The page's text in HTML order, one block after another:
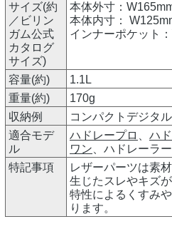
サイズ(約
／ビリン
ガム公式
カタログ
サイズ)
本体外寸：
本体内寸：
インナーポケット
容量(約)
1.1L
重量(約)
170g
収納例
コンパクトデジタ
適合モデ
ル
ハドレープロ ハ
ワン 、ハドレーラ
特記事項
レザーパーツは素
生じたスレやキズ
特性によるくすみ
ります。